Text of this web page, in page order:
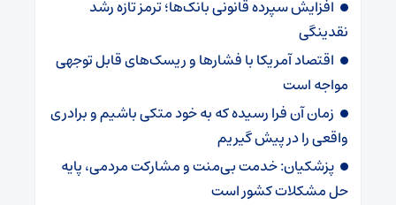
افزایش سپرده قانونی بانک‌ها؛ ترمز تازه رشد
نقدینگی
اقتصاد آمریکا با فشارها و ریسک‌های قابل توجهی
مواجه است
زمان آن فرا رسیده که به خود متکی باشیم و برادری
واقعی را در پیش گیریم
پزشکیان: خدمت بی‌منت و مشارکت مردمی، پایه
حل مشکلات کشور است